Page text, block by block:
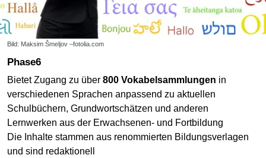
Bild: Maksim Šmeljov –fotolia.com
phase6
Bietet Zugang zu über 800 Vokabelsammlungen in
verschiedenen Sprachen anpassend zu aktuellen
Schulbüchern, Grundwortschätzen und anderen
Lernwerken aus der Erwachsenen- und Fortbildung
Die Inhalte stammen aus renommierten Bildungsverlagen
und sind redaktionell